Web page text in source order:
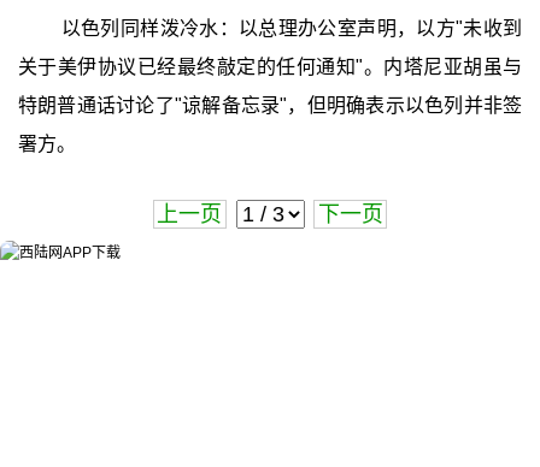
以色列同样泼冷水：以总理办公室声明，以方"未收到
关于美伊协议已经最终敲定的任何通知"。内塔尼亚胡虽与
特朗普通话讨论了"谅解备忘录"，但明确表示以色列并非签
署方。
上一页 下一页